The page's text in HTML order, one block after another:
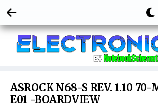
ASROCK N68-S REV. 1.10
E01 -BOARDVIEW